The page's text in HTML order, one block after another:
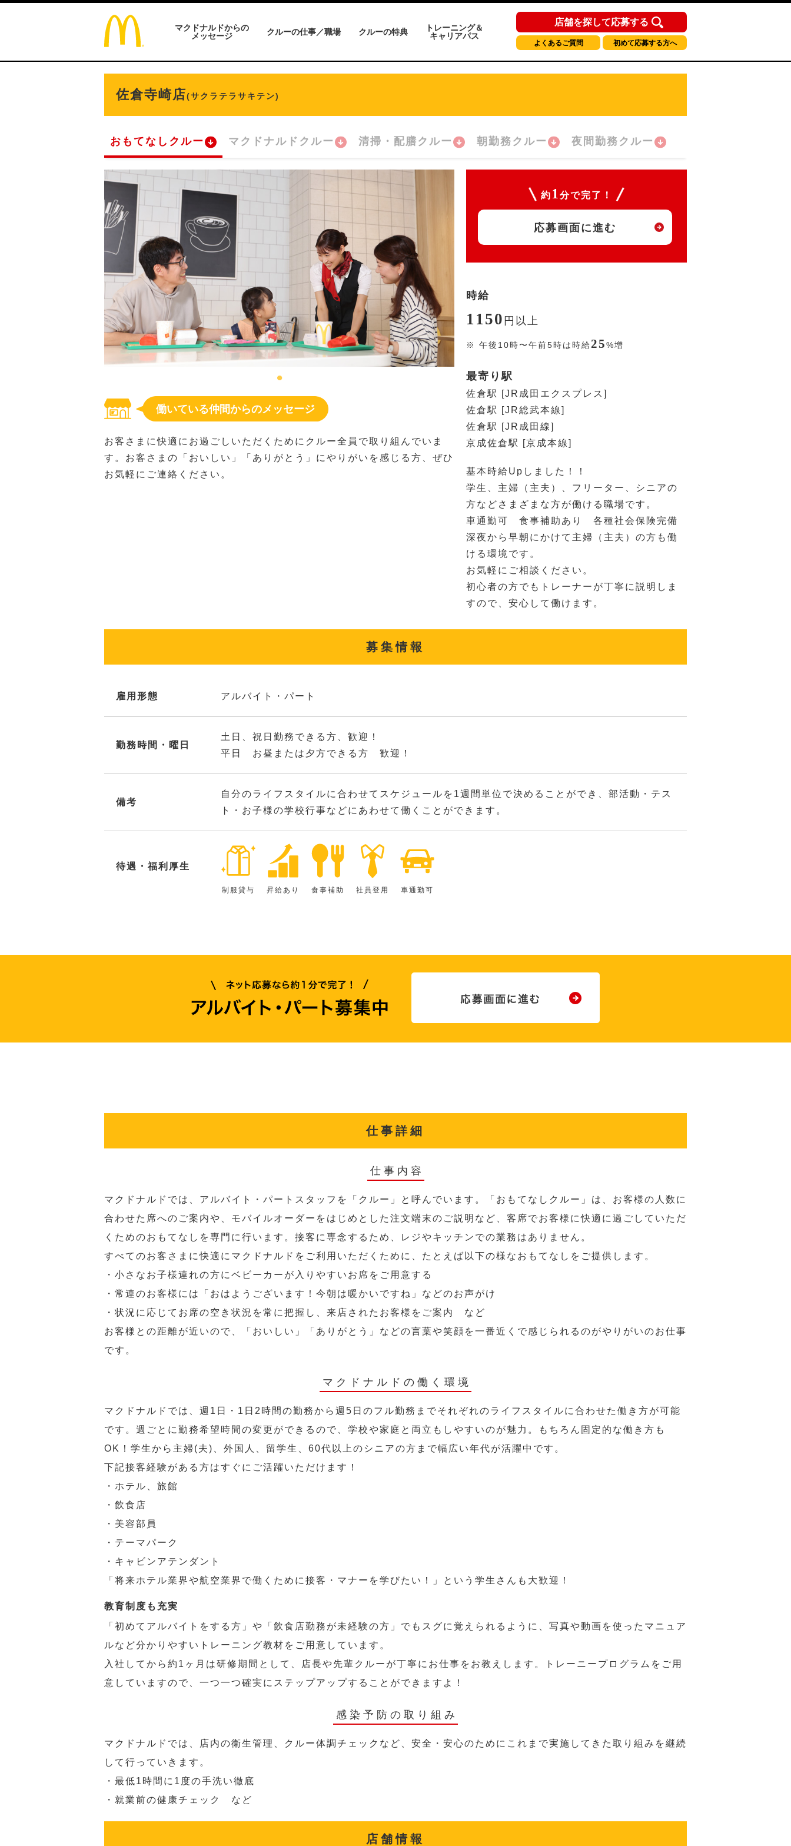
マクドナルドからの
メッセージ
クルーの仕事／職場 クルーの特典
トレーニング＆
キャリアパス
店舗を探して応募する
よくあるご質問 初めて応募する方へ
佐倉寺崎店(サクラテラサキテン)
おもてなしクルー マクドナルドクルー 清掃・配膳クルー 朝勤務クルー 夜間勤務クルー
働いている仲間からのメッセージ
お客さまに快適にお過ごしいただくためにクルー全員で取り組んでいま
す。お客さまの「おいしい」「ありがとう」にやりがいを感じる方、ぜひ
お気軽にご連絡ください。
約 1 分で完了！
応募画面に進む
時給
1150 円 以上
※ 午後10時〜午前5時は時給25%増
最寄り駅
佐倉駅 [JR成田エクスプレス]
佐倉駅 [JR総武本線]
佐倉駅 [JR成田線]
京成佐倉駅 [京成本線]
基本時給Upしました！！
学生、主婦（主夫）、フリーター、シニアの
方などさまざまな方が働ける職場です。
車通勤可 食事補助あり 各種社会保険完備
深夜から早朝にかけて主婦（主夫）の方も働
ける環境です。
お気軽にご相談ください。
初心者の方でもトレーナーが丁寧に説明しま
すので、安心して働けます。
募集情報
雇用形態 アルバイト・パート
勤務時間・曜日
土日、祝日勤務できる方、歓迎！
平日 お昼または夕方できる方 歓迎！
備考
自分のライフスタイルに合わせてスケジュールを1週間単位で決めることができ、部活動・テス
ト・お子様の学校行事などにあわせて働くことができます。
待遇・福利厚生
制服貸与 昇給あり 食事補助 社員登用 車通勤可
仕事詳細
仕事内容
マクドナルドでは、アルバイト・パートスタッフを「クルー」と呼んでいます。「おもてなしクルー」は、お客様の人数に
合わせた席へのご案内や、モバイルオーダーをはじめとした注文端末のご説明など、客席でお客様に快適に過ごしていただ
くためのおもてなしを専門に行います。接客に専念するため、レジやキッチンでの業務はありません。
すべてのお客さまに快適にマクドナルドをご利用いただくために、たとえば以下の様なおもてなしをご提供します。
・小さなお子様連れの方にベビーカーが入りやすいお席をご用意する
・常連のお客様には「おはようございます！今朝は暖かいですね」などのお声がけ
・状況に応じてお席の空き状況を常に把握し、来店されたお客様をご案内 など
お客様との距離が近いので、「おいしい」「ありがとう」などの言葉や笑顔を一番近くで感じられるのがやりがいのお仕事
です。
マクドナルドの働く環境
マクドナルドでは、週1日・1日2時間の勤務から週5日のフル勤務までそれぞれのライフスタイルに合わせた働き方が可能
です。週ごとに勤務希望時間の変更ができるので、学校や家庭と両立もしやすいのが魅力。もちろん固定的な働き方も
OK！学生から主婦(夫)、外国人、留学生、60代以上のシニアの方まで幅広い年代が活躍中です。
下記接客経験がある方はすぐにご活躍いただけます！
・ホテル、旅館
・飲食店
・美容部員
・テーマパーク
・キャビンアテンダント
「将来ホテル業界や航空業界で働くために接客・マナーを学びたい！」という学生さんも大歓迎！
教育制度も充実
「初めてアルバイトをする方」や「飲食店勤務が未経験の方」でもスグに覚えられるように、写真や動画を使ったマニュア
ルなど分かりやすいトレーニング教材をご用意しています。
入社してから約1ヶ月は研修期間として、店長や先輩クルーが丁寧にお仕事をお教えします。トレーニープログラムをご用
意していますので、一つ一つ確実にステップアップすることができますよ！
感染予防の取り組み
マクドナルドでは、店内の衛生管理、クルー体調チェックなど、安全・安心のためにこれまで実施してきた取り組みを継続
して行っていきます。
・最低1時間に1度の手洗い徹底
・就業前の健康チェック など
店舗情報